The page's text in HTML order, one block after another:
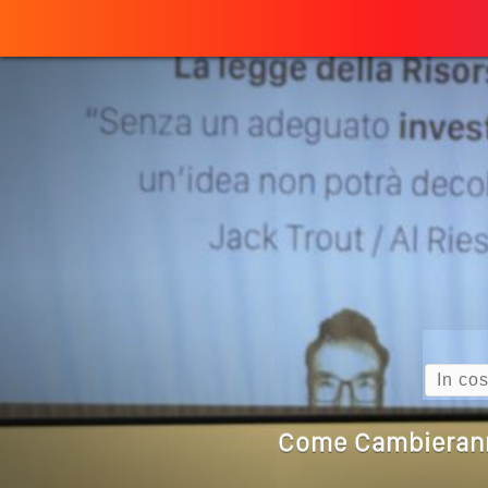
Search
ULTIMO ARTICOLO
Quando
Come
Cos’è La
Come
Quale Sarà Il Futuro Della